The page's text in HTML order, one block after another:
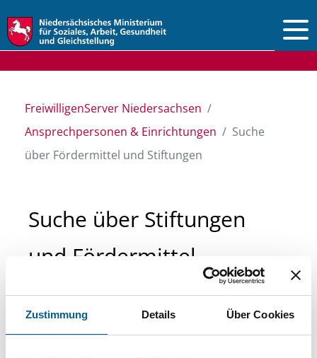
Zustimmung Details Über Cookies
FreiwilligenServer Niedersachsen
Ansprechpersonen & Einrichtungen
Suche
über Fördermittel und Stiftungen
Suche über Stiftungen
und Fördermittel
Sie suchen finanzielle Unterstützung für ein
Projekt oder ein Vorhaben? Hier können Sie